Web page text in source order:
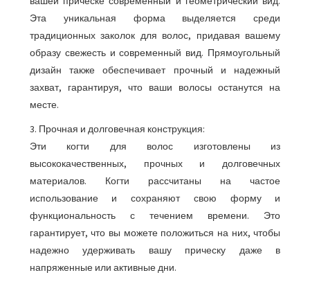
Эта уникальная форма выделяется среди
традиционных заколок для волос, придавая вашему
образу свежесть и современный вид. Прямоугольный
дизайн также обеспечивает прочный и надежный
захват, гарантируя, что ваши волосы останутся на
месте.
3. Прочная и долговечная конструкция:
Эти когти для волос изготовлены из
высококачественных, прочных и долговечных
материалов. Когти рассчитаны на частое
использование и сохраняют свою форму и
функциональность с течением времени. Это
гарантирует, что вы можете положиться на них, чтобы
надежно удерживать вашу прическу даже в
напряженные или активные дни.